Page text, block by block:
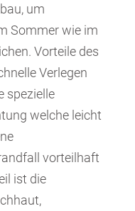
um
Sommer wie im
Vorteile des
Verlegen
spezielle
welche leicht
vorteilhaft
ist die